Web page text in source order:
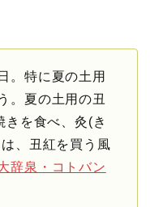
。特に夏の土用
。夏の土用の丑
きを食べ、灸(き
、丑紅を買う風
辞泉・コトバン